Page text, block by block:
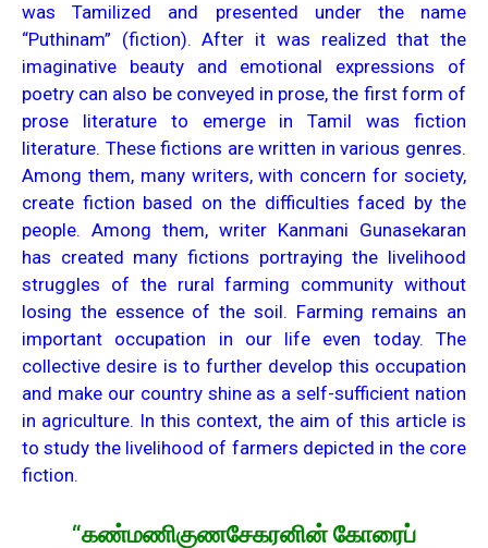
was Tamilized and presented under the name
“Puthinam” (fiction). After it was realized that the
imaginative beauty and emotional expressions of
poetry can also be conveyed in prose, the first form of
prose literature to emerge in Tamil was fiction
literature. These fictions are written in various genres.
Among them, many writers, with concern for society,
create fiction based on the difficulties faced by the
people. Among them, writer Kanmani Gunasekaran
has created many fictions portraying the livelihood
struggles of the rural farming community without
losing the essence of the soil. Farming remains an
important occupation in our life even today. The
collective desire is to further develop this occupation
and make our country shine as a self-sufficient nation
in agriculture. In this context, the aim of this article is
to study the livelihood of farmers depicted in the core
fiction.
“கண்மணிகுணசேகரனின் கோரைப்